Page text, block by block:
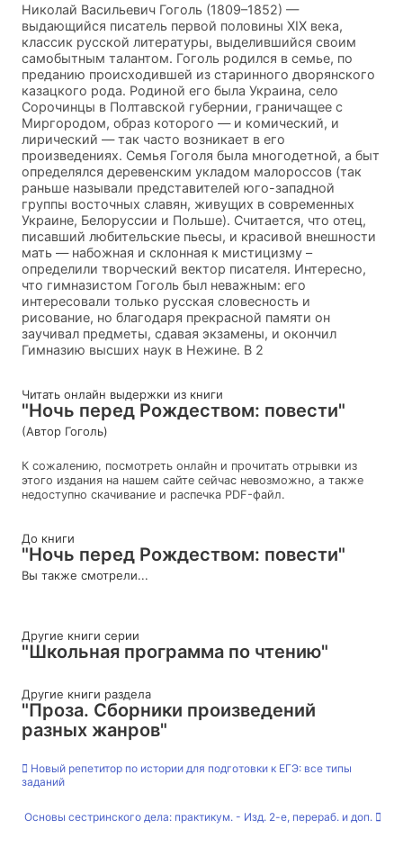
Николай Васильевич Гоголь (1809–1852) —
выдающийся писатель первой половины XIX века,
классик русской литературы, выделившийся своим
самобытным талантом. Гоголь родился в семье, по
преданию происходившей из старинного дворянского
казацкого рода. Родиной его была Украина, село
Сорочинцы в Полтавской губернии, граничащее с
Миргородом, образ которого — и комический, и
лирический — так часто возникает в его
произведениях. Семья Гоголя была многодетной, а быт
определялся деревенским укладом малороссов (так
раньше называли представителей юго-западной
группы восточных славян, живущих в современных
Украине, Белоруссии и Польше). Считается, что отец,
писавший любительские пьесы, и красивой внешности
мать — набожная и склонная к мистицизму –
определили творческий вектор писателя. Интересно,
что гимназистом Гоголь был неважным: его
интересовали только русская словесность и
рисование, но благодаря прекрасной памяти он
заучивал предметы, сдавая экзамены, и окончил
Гимназию высших наук в Нежине. В 2
Читать онлайн выдержки из книги
"Ночь перед Рождеством: повести"
(Автор Гоголь)
К сожалению, посмотреть онлайн и прочитать отрывки из
этого издания на нашем сайте сейчас невозможно, а также
недоступно скачивание и распечка PDF-файл.
До книги
"Ночь перед Рождеством: повести"
Вы также смотрели...
Другие книги серии
"Школьная программа по чтению"
Другие книги раздела
"Проза. Сборники произведений
разных жанров"
Новый репетитор по истории для подготовки к ЕГЭ: все типы
заданий
Основы сестринского дела: практикум. - Изд. 2-е, перераб. и доп.